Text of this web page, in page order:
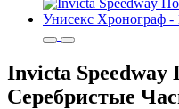
Invicta Speedway
Серебристые